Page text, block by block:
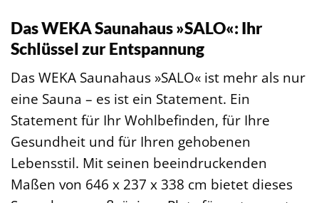
Das WEKA Saunahaus »SALO«: Ihr
Schlüssel zur Entspannung
Das WEKA Saunahaus »SALO« ist mehr als nur
eine Sauna – es ist ein Statement. Ein
Statement für Ihr Wohlbefinden, für Ihre
Gesundheit und für Ihren gehobenen
Lebensstil. Mit seinen beeindruckenden
Maßen von 646 x 237 x 338 cm bietet dieses